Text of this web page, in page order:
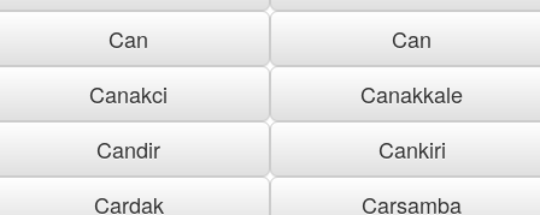
Can
Can
Canakci
Canakkale
Candir
Cankiri
Cardak
Carsamba